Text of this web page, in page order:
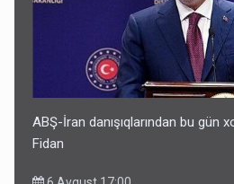
ABŞ-İran danışıqlarından bu gün
Fidan